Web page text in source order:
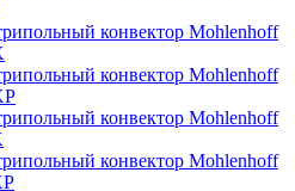
конвектор Mohlenhoff
конвектор Mohlenhoff
конвектор Mohlenhoff
конвектор Mohlenhoff